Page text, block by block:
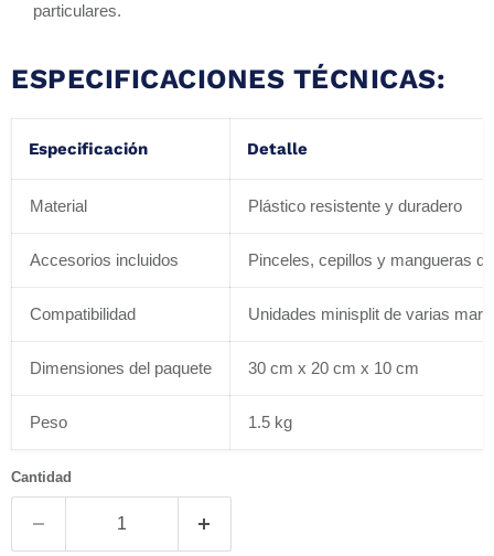
particulares.
ESPECIFICACIONES TÉCNICAS:
Especificación Detalle
Material Plástico resistente y duradero
Accesorios incluidos Pinceles, cepillos y mangueras
Compatibilidad Unidades minisplit de varias
Dimensiones del paquete 30 cm x 20 cm x 10 cm
Peso 1.5 kg
Cantidad